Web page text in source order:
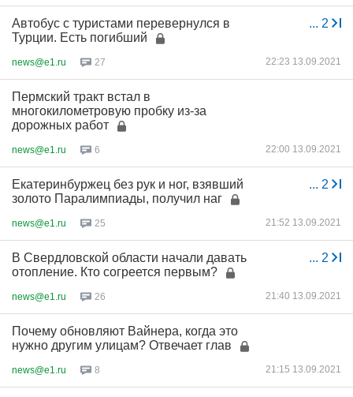
... 2
Автобус с туристами перевернулся в
Турции. Есть погибший
news@e1.ru 27 22:23 13.09.2021
Пермский тракт встал в
многокилометровую пробку из-за
дорожных работ
news@e1.ru 6 22:00 13.09.2021
... 2
Екатеринбуржец без рук и ног, взявший
золото Паралимпиады, получил наг
news@e1.ru 25 21:52 13.09.2021
... 2
В Свердловской области начали давать
отопление. Кто согреется первым?
news@e1.ru 26 21:40 13.09.2021
Почему обновляют Вайнера, когда это
нужно другим улицам? Отвечает глав
news@e1.ru 8 21:15 13.09.2021